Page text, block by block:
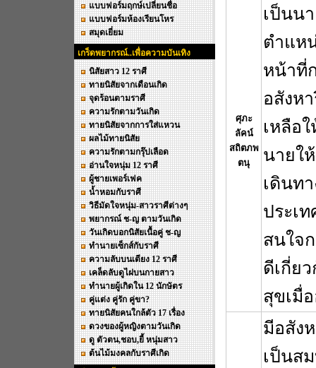
แบบฟอร์มฤกษ์เปลี่ยนชื่อ
แบบฟอร์มห้องเรียนโหร
สมุดเยี่ยม
เกร็ดพยากรณ์..เพื่อความบันเทิง
นิสัยสาว 12 ราศี
ทายนิสัยจากเดือนเกิด
จุดร้อนตามราศี
ความรักตามวันเกิด
ทายนิสัยจากการใส่แหวน
ผลไม้ทายนิสัย
ความรักตามกรุ๊ปเลือด
อ่านใจหนุ่ม 12 ราศี
ผู้ชายเพอร์เฟค
น้ำหอมกับราศี
วิธีมัดใจหนุ่ม-สาวราศีต่างๆ
พยากรณ์ ช-ญ ตามวันเกิด
วันเกิดบอกนิสัยเนื้อคู่ ช-ญ
ทำนายเซ็กส์กับราศี
ความลับบนเตียง 12 ราศี
เคล็ดลับดูไฝบนกายสาว
ทำนายผู้เกิดใน 12 นักษัตร
คู่แต่ง คู่รัก คู่ขา?
ทายนิสัยคนใกล้ตัว 17 เรื่อง
ดวงของผู้หญิงตามวันเกิด
ดู ตัวตน,ชอบ,ยี้ หนุ่มสาว
ต้นไม้มงคลกับราศีเกิด
ศุภะ
ลัคน์
สถิตภพ
ตนุ
เป็นน
ตำแห
หน้าที่
อสังห
เหลือ
นายใ
เดินท
ประเ
สนใจ
ดีเกี่ย
สุขเมื่
มีอสัง
เป็นส